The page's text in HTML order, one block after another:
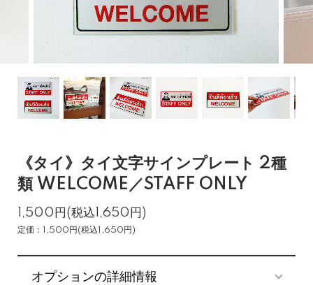
《タイ》タイ文字サインプレート 2種
類 WELCOME／STAFF ONLY
1,500円(税込1,650円)
定価：1,500円(税込1,650円)
オプションの詳細情報